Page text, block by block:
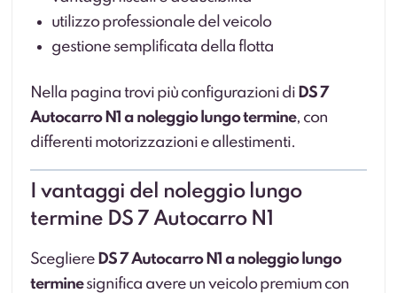
utilizzo professionale del veicolo
gestione semplificata della flotta
Nella pagina trovi più configurazioni di DS 7
Autocarro N1 a noleggio lungo termine, con
differenti motorizzazioni e allestimenti.
I vantaggi del noleggio lungo
termine DS 7 Autocarro N1
Scegliere DS 7 Autocarro N1 a noleggio lungo
terminesignifica avere un veicolo premium con